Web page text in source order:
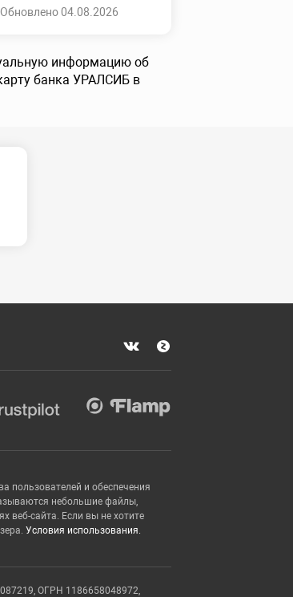
Обновлено 04.08.2026
информацию об
банка УРАЛСИБ в
пользователей и обеспечения
небольшие файлы,
веб-сайта. Если вы не хотите
Условия использования.
ОГРН 1186658048972,